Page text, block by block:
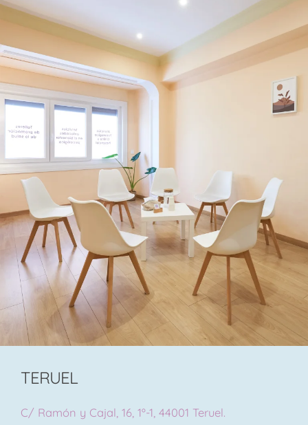
TERUEL
C/ Ramón y Cajal, 16, 1º-1, 44001 Teruel.